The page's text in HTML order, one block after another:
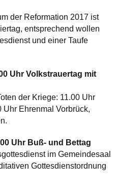
der Reformation 2017 ist
entsprechend wollen
und einer Taufe
Uhr Volkstrauertag mit
der Kriege: 11.00 Uhr
Uhr Ehrenmal Vorbrück,
Uhr Buß- und Bettag
im Gemeindesaal
Gottesdienstordnung